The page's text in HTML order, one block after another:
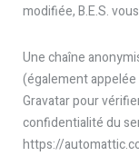
modifiée, B.E.S.
Une chaîne
(également
Gravatar pour
confidentialité du
https://